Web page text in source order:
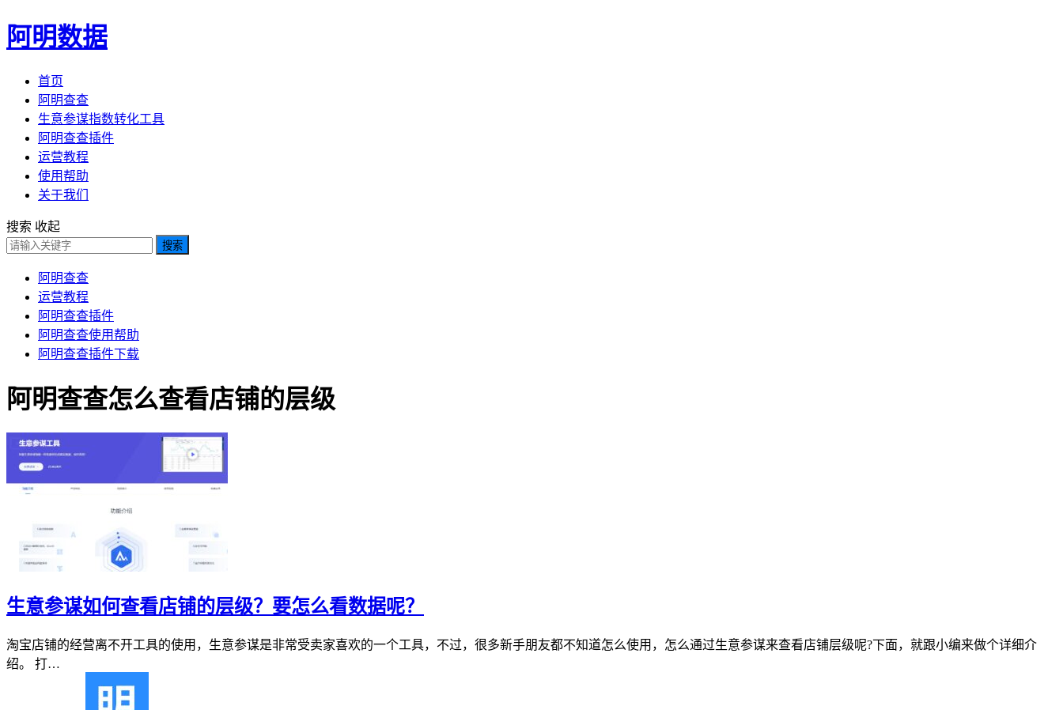
阿明数据
首页
阿明查查
生意参谋指数转化工具
阿明查查插件
运营教程
使用帮助
关于我们
搜索 收起
搜索
阿明查查
运营教程
阿明查查插件
阿明查查使用帮助
阿明查查插件下载
阿明查查怎么查看店铺的层级
生意参谋如何查看店铺的层级？要怎么看数据呢？
淘宝店铺的经营离不开工具的使用，生意参谋是非常受卖家喜欢的一个工具，不过，很多新手朋友都不知道怎么使用，怎么通过生意参谋来查看店铺层级呢?下面，就跟小编来做个详细介
绍。 打…